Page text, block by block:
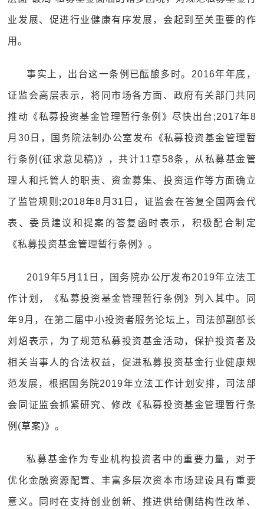
业发展、促进行业健康有序发展，会起到至关重要的作
用。
事实上，出台这一条例已酝酿多时。2016年年底，
证监会高层表示，将同市场各方面、政府有关部门共同
推动《私募投资基金管理暂行条例》尽快出台;2017年8
月30日，国务院法制办公室发布《私募投资基金管理暂
行条例(征求意见稿)》，共计11章58条，从私募基金管
理人和托管人的职责、资金募集、投资运作等方面确立
了监管规则;2018年8月31日，证监会在答复全国两会代
表、委员建议和提案的答复函时表示，积极配合制定
《私募投资基金管理暂行条例》。
2019年5月11日，国务院办公厅发布2019年立法工
作计划，《私募投资基金管理暂行条例》列入其中。同
年9月，在第二届中小投资者服务论坛上，司法部副部长
刘炤表示，为了规范私募投资基金活动，保护投资者及
相关当事人的合法权益，促进私募投资基金行业健康规
范发展，根据国务院2019年立法工作计划安排，司法部
会同证监会抓紧研究、修改《私募投资基金管理暂行条
例(草案)》。
私募基金作为专业机构投资者中的重要力量，对于
优化金融资源配置、丰富多层次资本市场建设具有重要
意义。同时在支持创业创新、推进供给侧结构性改革、